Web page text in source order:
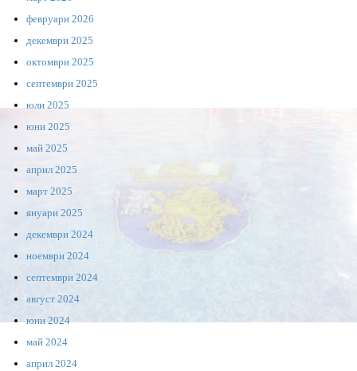
февруари 2026
декември 2025
октомври 2025
септември 2025
юли 2025
юни 2025
май 2025
април 2025
март 2025
януари 2025
декември 2024
ноември 2024
септември 2024
август 2024
юни 2024
май 2024
април 2024